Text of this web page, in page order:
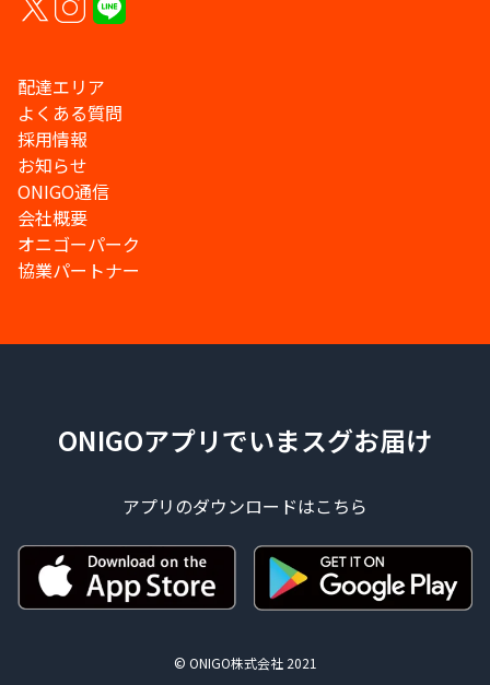
配達エリア
よくある質問
採用情報
お知らせ
ONIGO通信
会社概要
オニゴーパーク
協業パートナー
ONIGOアプリでいまスグお届け
アプリのダウンロードはこちら
© ONIGO株式会社 2021